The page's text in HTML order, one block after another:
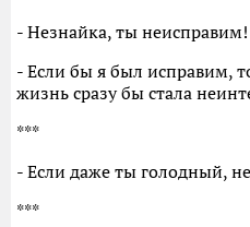
- Незнайка, ты неисправим!
- Если бы я был исправим,
жизнь сразу бы стала
***
- Если даже ты голодный,
***